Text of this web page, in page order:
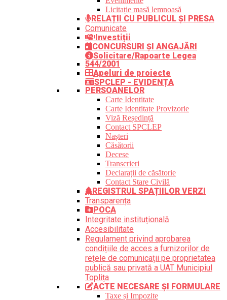
Licitație masă lemnoasă
RELAȚII CU PUBLICUL ȘI PRESA
Comunicate
Investiții
CONCURSURI ȘI ANGAJĂRI
Solicitare/Rapoarte Legea
544/2001
Apeluri de proiecte
SPCLEP - EVIDENȚA
PERSOANELOR
Carte Identitate
Carte Identitate Provizorie
Viză Reședință
Contact SPCLEP
Nașteri
Căsătorii
Decese
Transcrieri
Declarații de căsătorie
Contact Stare Civilă
REGISTRUL SPAȚIILOR VERZI
Transparența
POCA
Integritate instituțională
Accesibilitate
Regulament privind aprobarea
condițiile de acces a furnizorilor de
rețele de comunicații pe proprietatea
publică sau privată a UAT Municipiul
Toplița
ACTE NECESARE ȘI FORMULARE
Taxe și Impozite